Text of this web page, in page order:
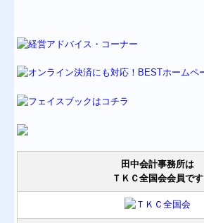
田中会計事務所は
ＴＫＣ全国会会員です